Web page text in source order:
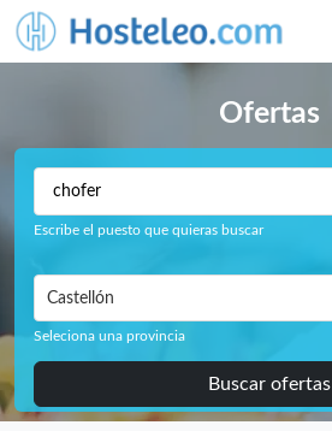
Ofertas
Escribe el puesto que quieras buscar
Castellón
Seleciona una provincia
Buscar ofertas